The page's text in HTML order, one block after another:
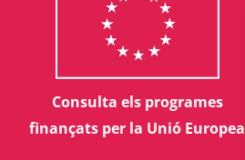
Consulta els programes
finançats per la Unió Europea